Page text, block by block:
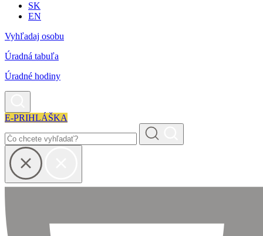
SK
EN
Vyhľadaj osobu
Úradná tabuľa
Úradné hodiny
E-PRIHLÁŠKA